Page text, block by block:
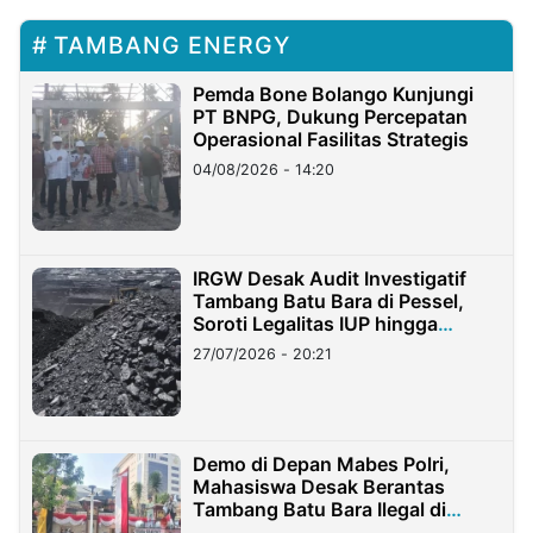
TAMBANG ENERGY
Pemda Bone Bolango Kunjungi
PT BNPG, Dukung Percepatan
Operasional Fasilitas Strategis
04/08/2026 - 14:20
IRGW Desak Audit Investigatif
Tambang Batu Bara di Pessel,
Soroti Legalitas IUP hingga
Stockpile
27/07/2026 - 20:21
Demo di Depan Mabes Polri,
Mahasiswa Desak Berantas
Tambang Batu Bara Ilegal di